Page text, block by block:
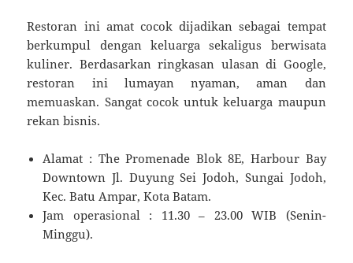
Restoran ini amat cocok dijadikan sebagai tempat
berkumpul dengan keluarga sekaligus berwisata
kuliner. Berdasarkan ringkasan ulasan di Google,
restoran ini lumayan nyaman, aman dan
memuaskan. Sangat cocok untuk keluarga maupun
rekan bisnis.
Alamat : The Promenade Blok 8E, Harbour Bay
Downtown Jl. Duyung Sei Jodoh, Sungai Jodoh,
Kec. Batu Ampar, Kota Batam.
Jam operasional : 11.30 – 23.00 WIB (Senin-
Minggu).